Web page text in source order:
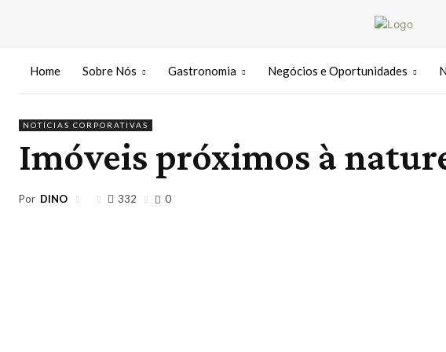
Home Sobre Nós Gastronomia Negócios e Oportunidades
NOTÍCIAS CORPORATIVAS
Imóveis próximos à
Por DINO 332 0